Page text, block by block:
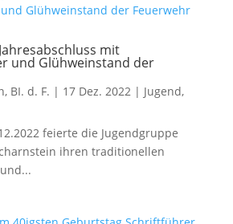
mit
und Glühweinstand der
BI. d. F. | 17 Dez. 2022| Jugend,
feierte die Jugendgruppe
ihren traditionellen